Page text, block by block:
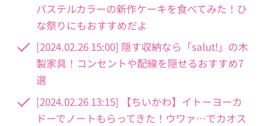
パステルカラーの新作ケーキを食べてみた！ひ
な祭りにもおすすめだよ
[2024.02.26 15:00] 隠す収納なら「salut!」の木
製家具！コンセントや配線を隠せるおすすめ7
選
[2024.02.26 13:15] 【ちいかわ】イトーヨーカ
ドーでノートもらってきた！ウワァ…でカオス